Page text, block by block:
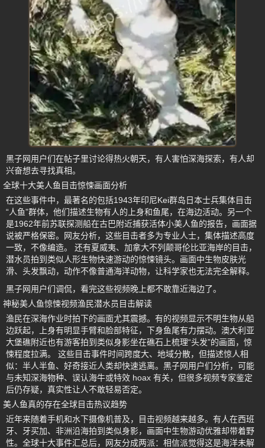
黑子网用户们在帖子里讨论得热火朝天，有人害怕深海探索，有人却
兴奋想去寻找真相。
全球十大美人鱼目击惊悚画面分析
在这些事件中，最著名的包括1943年印尼Kei群岛日本士兵集体目击
“人鱼”群体，他们描述生物有人的上身和鱼尾，在海边活动。另一个
是1962年前苏联探测船在古巴附近捕获活体小美人鱼的报告，画面据
说被严格保密。网友分析，这些目击者多为专业人士，集体描述高度
一致，不像编造。 还有夏威夷、加拿大不列颠哥伦比亚海岸的目击，
潜水员拍到类似人形生物快速游动的惊悚镜头。画面中生物皮肤光
滑、头发飘动，动作不像普通海洋动物，让科学家也无法完全解释。
黑子网用户们调侃，看完这些视频晚上都不敢靠近海边了。
神秘美人鱼惊悚视频渔民潜水员目击解读
渔民在深海作业时拍下的画面尤其震撼。有的视频显示不明生物从船
边跃起，上身有明显手臂和脸部特征，下身鱼尾有力摆动。澳大利亚
大堡礁附近也有游客拍到类似身影坐在礁石上梳理“头发”的画面，惊
悚程度拉满。 这些目击事件时间跨度大、地域分散，但描述惊人相
似：半人半鱼、好奇接近人类却快速逃离。黑子网用户们分析，可能
与未知深海物种、误认海牛或特效 hoax 有关，但很多视频专家鉴定
后仍存疑，真实性让人不敢轻易否定。
美人鱼真的存在全球目击热议趋势
近年来随着手机和水下摄像机普及，目击视频越来越多。有人在西班
牙、牙买加、非洲沿海拍到类似身影，画面中生物游动优雅却带着野
性。全球十大事件汇总后，网友分成两派：相信派觉得这是海洋未解